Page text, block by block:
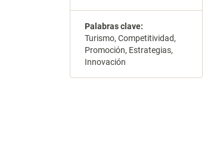
Palabras clave:
Turismo, Competitividad,
Promoción, Estrategias,
Innovación